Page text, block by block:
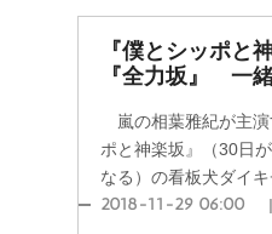
『僕とシッポと
『全力坂』 一
嵐の相葉雅紀が主演
ポと神楽坂』（30日
なる）の看板犬ダイ
2018-11-29 06:00